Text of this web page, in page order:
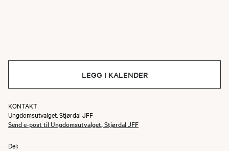
LEGG I KALENDER
KONTAKT
Ungdomsutvalget, Stjørdal JFF
Send e-post til Ungdomsutvalget, Stjørdal JFF
Del: